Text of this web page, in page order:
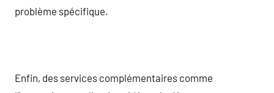
problème spécifique.
Enfin, des services complémentaires comme